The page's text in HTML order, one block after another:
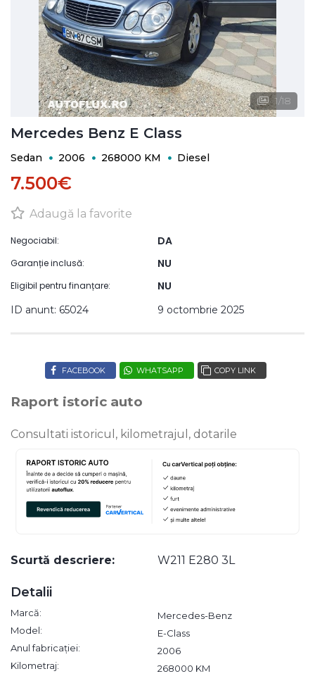
1/18
Mercedes Benz E Class
Sedan 2006 268000 KM Diesel
7.500€
Adaugă la favorite
Negociabil: DA
Garanție inclusă: NU
Eligibil pentru finanțare: NU
ID anunt: 65024 9 octombrie 2025
FACEBOOK WHATSAPP COPY LINK
Raport istoric auto
Consultati istoricul, kilometrajul, dotarile
Scurtă descriere: W211 E280 3L
Detalii
Marcă:
Mercedes-Benz
Model:
E-Class
Anul fabricației:
2006
Kilometraj:
268000 KM